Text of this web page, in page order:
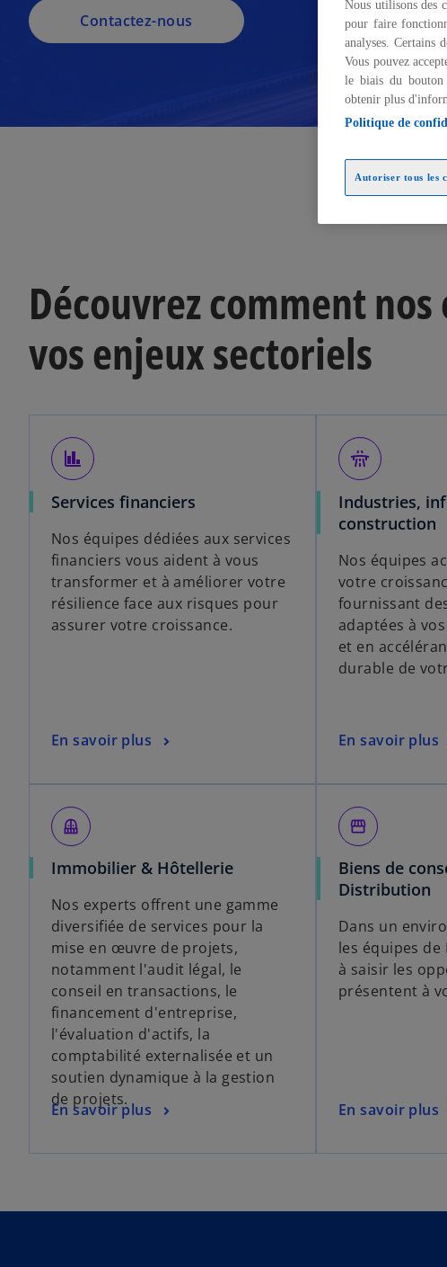
Contactez-nous
Découvrez comment
vos enjeux sectoriels
finance
Services financiers
Nos équipes dédiées aux services
financiers vous aident à vous
transformer et à améliorer votre
résilience face aux risques pour
assurer votre croissance.
En savoir plus
balcony
Immobilier & Hôtellerie
Nos experts offrent une gamme
diversifiée de services pour la
mise en œuvre de projets,
notamment l'audit légal, le
conseil en transactions, le
financement d'entreprise,
l'évaluation d'actifs, la
comptabilité externalisée et un
soutien dynamique à la gestion
de projets.
En savoir plus
flyover
Industries,
construction
Nos équipes
votre
fournissant
adaptées à
et en
durable de
En savoir plus
storefront
Biens de
Distribution
Dans un
les équipes de
à saisir les
présentent à
En savoir plus
Nous utilisons des
pour faire
analyses. Certains
Vous pouvez
le biais du bouton
obtenir plus
Politique de
Autoriser tous les